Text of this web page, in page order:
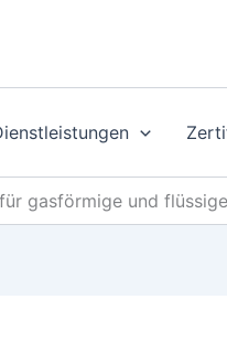
gasförmige und